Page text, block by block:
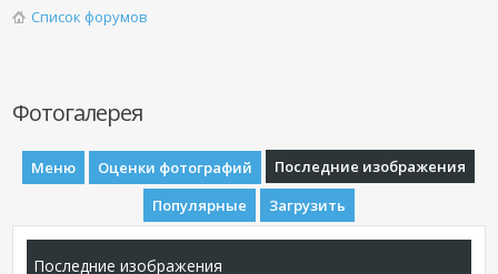
Список форумов
Фотогалерея
Меню Оценки фотографий
Последние изображения
Популярные
Загрузить
Последние изображения